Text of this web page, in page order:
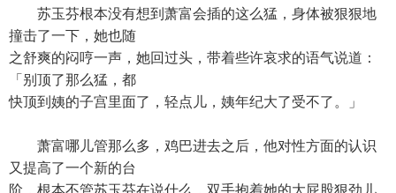
苏玉芬根本没有想到萧富会插的这么猛，身体被狠狠地
撞击了一下，她也随
之舒爽的闷哼一声，她回过头，带着些许哀求的语气说道：
「别顶了那么猛，都
快顶到姨的子宫里面了，轻点儿，姨年纪大了受不了。」
萧富哪儿管那么多，鸡巴进去之后，他对性方面的认识
又提高了一个新的台
阶，根本不管苏玉芬在说什么，双手抱着她的大屁股狠劲儿